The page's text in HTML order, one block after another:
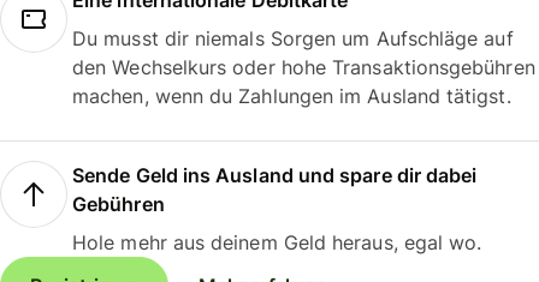
Du musst dir niemals Sorgen um Aufschläge auf
den Wechselkurs oder hohe Transaktionsgebühren
machen, wenn du Zahlungen im Ausland tätigst.
Sende Geld ins Ausland und spare dir dabei
Gebühren
Hole mehr aus deinem Geld heraus, egal wo.